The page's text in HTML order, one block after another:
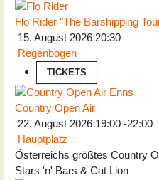
Flo Rider "The Barshipping
15. August 2026 20:30
Regenbogen
TICKETS
Country Open Air
22. August 2026 19:00 -22:00
Hauptplatz
Österreichs größtes Country
Stars 'n' Bars & Cat Lion